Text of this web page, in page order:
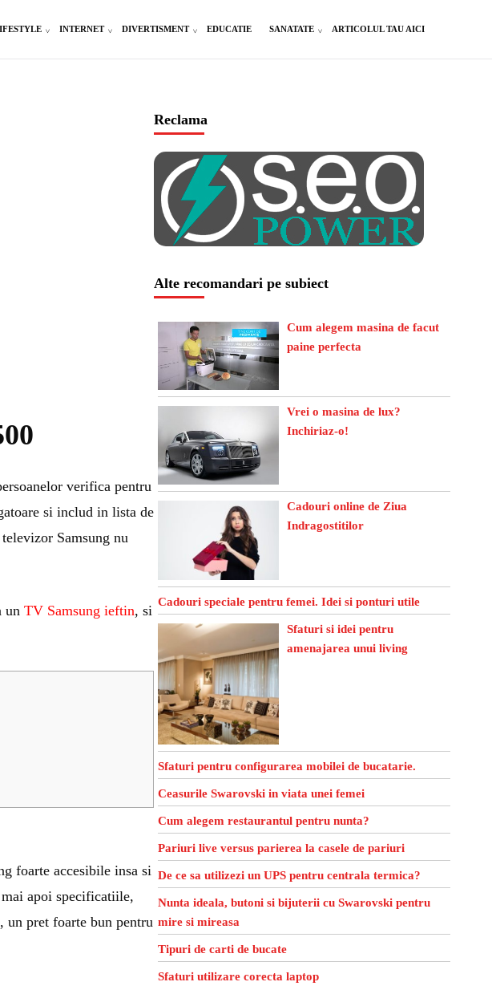
INTERNET DIVERTISMENT EDUCATIE SANATATE ARTICOLUL TAU AICI
verifica pentru
si includ in lista de
Samsung nu
un TV Samsung ieftin, si
foarte accesibile insa si
apoi specificatiile,
un pret foarte bun pentru
Reclama
Alte recomandari pe subiect
Cum alegem masina de facut
paine perfecta
Vrei o masina de lux?
Inchiriaz-o!
Cadouri online de Ziua
Indragostitilor
Cadouri speciale pentru femei. Idei si ponturi utile
Sfaturi si idei pentru
amenajarea unui living
Sfaturi pentru configurarea mobilei de bucatarie.
Ceasurile Swarovski in viata unei femei
Cum alegem restaurantul pentru nunta?
Pariuri live versus parierea la casele de pariuri
De ce sa utilizezi un UPS pentru centrala termica?
Nunta ideala, butoni si bijuterii cu Swarovski pentru
mire si mireasa
Tipuri de carti de bucate
Sfaturi utilizare corecta laptop